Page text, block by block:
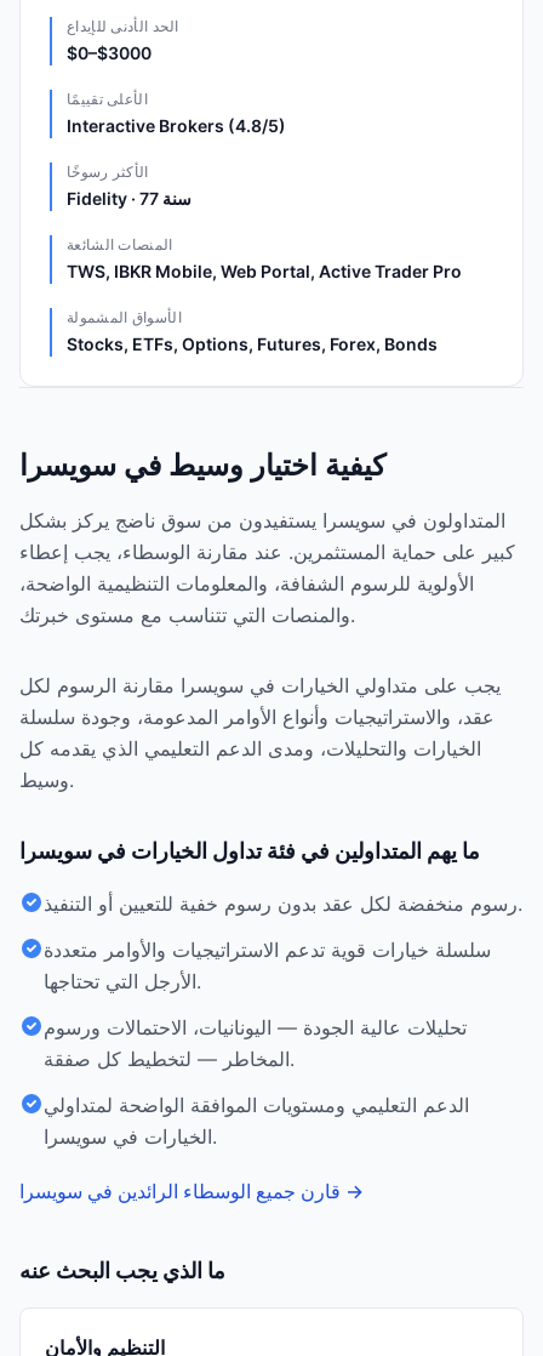
الحد الأدنى للإيداع
$0–$3000
الأعلى تقييمًا
Interactive Brokers (4.8/5)
الأكثر رسوخًا
Fidelity · 77 سنة
المنصات الشائعة
TWS, IBKR Mobile, Web Portal, Active Trader Pro
الأسواق المشمولة
Stocks, ETFs, Options, Futures, Forex, Bonds
كيفية اختيار وسيط في سويسرا
المتداولون في سويسرا يستفيدون من سوق ناضج يركز بشكل
كبير على حماية المستثمرين. عند مقارنة الوسطاء، يجب إعطاء
الأولوية للرسوم الشفافة، والمعلومات التنظيمية الواضحة،
والمنصات التي تتناسب مع مستوى خبرتك.
يجب على متداولي الخيارات في سويسرا مقارنة الرسوم لكل
عقد، والاستراتيجيات وأنواع الأوامر المدعومة، وجودة سلسلة
الخيارات والتحليلات، ومدى الدعم التعليمي الذي يقدمه كل
وسيط.
ما يهم المتداولين في فئة تداول الخيارات في سويسرا
رسوم منخفضة لكل عقد بدون رسوم خفية للتعيين أو التنفيذ.
سلسلة خيارات قوية تدعم الاستراتيجيات والأوامر متعددة
الأرجل التي تحتاجها.
تحليلات عالية الجودة — اليونانيات، الاحتمالات ورسوم
المخاطر — لتخطيط كل صفقة.
الدعم التعليمي ومستويات الموافقة الواضحة لمتداولي
الخيارات في سويسرا.
قارن جميع الوسطاء الرائدين في سويسرا →
ما الذي يجب البحث عنه
التنظيم والأمان